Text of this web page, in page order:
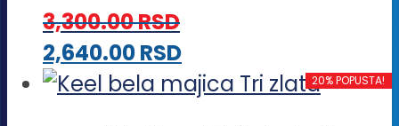
mogu
biti
3,300.00RSD
2,640.00RSDOvaj
proizvod
20% POPUSTA!